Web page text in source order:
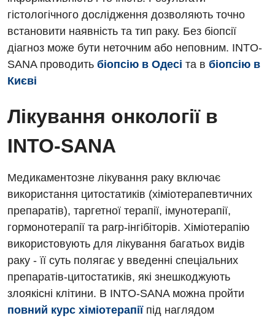
Медична психологія
Неврологія
Онкологічне відділлення
Оториноларингологія
Педіатричне відділення
Проктологія
Пульмонологія
Ревматологія
Судинна хірургія
Терапевтичне відділення
гістологічного дослідження дозволяють точно
встановити наявність та тип раку. Без біопсії
діагноз може бути неточним або неповним. INTO-
SANA проводить біопсію в Одесі та в біопсію в
Києві
Лікування онкології в
INTO-SANA
Медикаментозне лікування раку включає
використання цитостатиків (хіміотерапевтичних
препаратів), таргетної терапії, імунотерапії,
гормонотерапії та parp-інгібіторів. Хіміотерапію
використовують для лікування багатьох видів
раку - її суть полягає у введенні спеціальних
препаратів-цитостатиків, які знешкоджують
злоякісні клітини. В INTO-SANA можна пройти
повний курс хіміотерапіїпід наглядом